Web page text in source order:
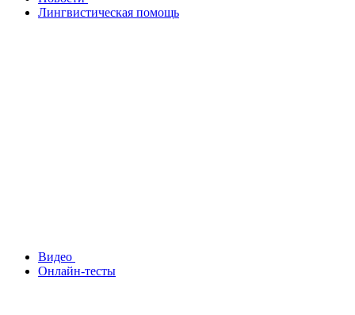
Лингвистическая помощь
Видео
Онлайн-тесты